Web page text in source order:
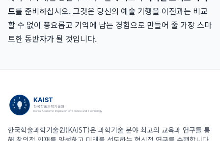
드를 준비하십시오. 그것은 당신의 예술 기행을 이전과는 비교
할 수 없이 풍요롭고 기억에 남는 경험으로 만들어 줄 가장 스마
트한 동반자가 될 것입니다.
한국학술과학기술원(KAIST)은 과학기술 분야 최고의 교육과 연구를 통